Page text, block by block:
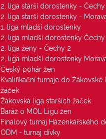
2. liga starší dorostenky - Čechy
2. liga starší dorostenky -
1. liga mladší dorostenky
2. liga mladší dorostenky Čechy
2. liga ženy - Čechy 2
2. liga mladší dorostenky
Český pohár žen
Kvalifikační turnaje do Žákovské
žaček
Žákovská liga starších žaček
Baráž o MOL Ligu žen
Finálový turnaj Házenkářského
ODM - turnaj dívky